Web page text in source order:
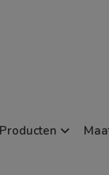
Producten